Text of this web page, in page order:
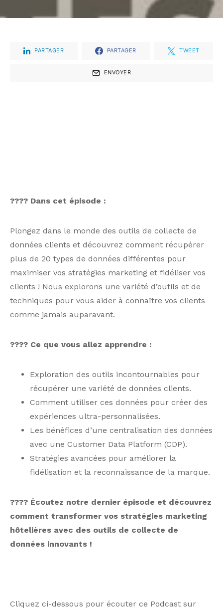
PARTAGER PARTAGER TWEET
ENVOYER
???? Dans cet épisode :
Plongez dans le monde des outils de collecte de
données clients et découvrez comment récupérer
plus de 20 types de données différentes pour
maximiser vos stratégies marketing et fidéliser vos
clients ! Nous explorons une variété d’outils et de
techniques pour vous aider à connaître vos clients
comme jamais auparavant.
???? Ce que vous allez apprendre :
Exploration des outils incontournables pour
récupérer une variété de données clients.
Comment utiliser ces données pour créer des
expériences ultra-personnalisées.
Les bénéfices d’une centralisation des données
avec une Customer Data Platform (CDP).
Stratégies avancées pour améliorer la
fidélisation et la reconnaissance de la marque.
???? Écoutez notre dernier épisode et découvrez
comment transformer vos stratégies marketing
hôtelières avec des outils de collecte de
données innovants !
Cliquez ci-dessous pour écouter ce Podcast sur